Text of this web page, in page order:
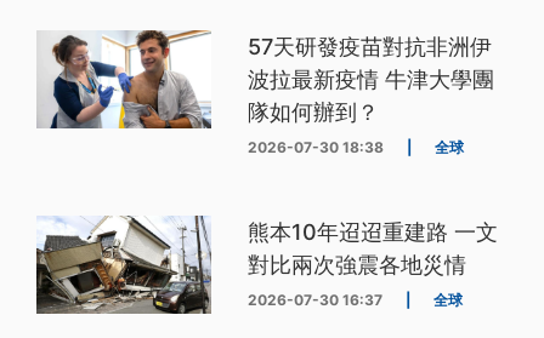
57天研發疫苗對抗非洲伊
波拉最新疫情 牛津大學團
隊如何辦到？
2026-07-30 18:38 全球
熊本10年迢迢重建路 一文
對比兩次強震各地災情
2026-07-30 16:37 全球